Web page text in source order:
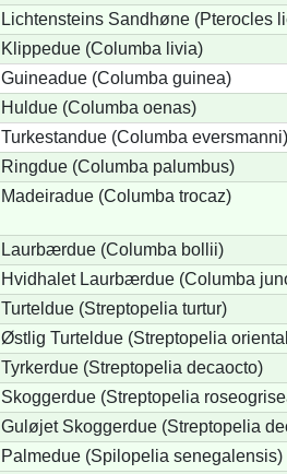
Lichtensteins Sandhøne (Pterocles
Klippedue (Columba livia)
Guineadue (Columba guinea)
Huldue (Columba oenas)
Turkestandue (Columba eversmanni)
Ringdue (Columba palumbus)
Madeiradue (Columba trocaz)
Laurbærdue (Columba bollii)
Hvidhalet Laurbærdue (Columba
Turteldue (Streptopelia turtur)
Østlig Turteldue (Streptopelia
Tyrkerdue (Streptopelia decaocto)
Skoggerdue (Streptopelia
Guløjet Skoggerdue (Streptopelia
Palmedue (Spilopelia senegalensis)